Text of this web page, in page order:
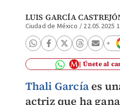
LUIS GARCÍA
Ciudad de México / 22.05.2025
Únete al
Thali Garcíaes
actriz que ha